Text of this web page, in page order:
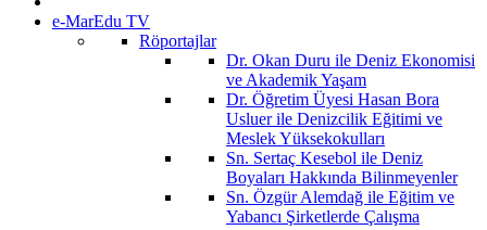
e-MarEdu TV
Röportajlar
Dr. Okan Duru ile Deniz Ekonomisi
ve Akademik Yaşam
Dr. Öğretim Üyesi Hasan Bora
Usluer ile Denizcilik Eğitimi ve
Meslek Yüksekokulları
Sn. Sertaç Kesebol ile Deniz
Boyaları Hakkında Bilinmeyenler
Sn. Özgür Alemdağ ile Eğitim ve
Yabancı Şirketlerde Çalışma